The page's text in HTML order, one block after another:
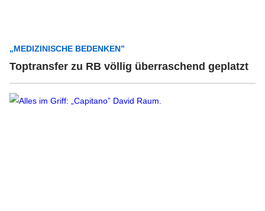
„MEDIZINISCHE BEDENKEN”
Toptransfer zu RB völlig überraschend geplatzt